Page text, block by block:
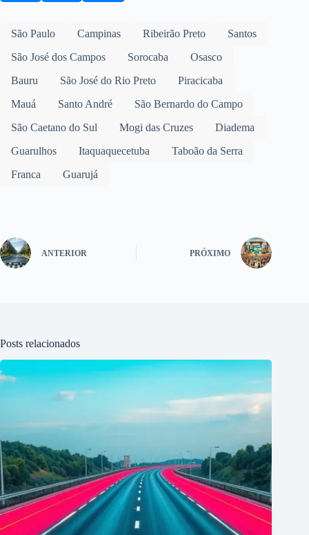
São Paulo Campinas Ribeirão Preto
Santos
São José dos Campos
Sorocaba
Osasco
Bauru
São José do Rio Preto
Piracicaba
Mauá
Santo André
São Bernardo do Campo
São Caetano do Sul
Mogi das Cruzes
Diadema
Guarulhos
Itaquaquecetuba
Taboão da Serra
Franca
Guarujá
ANTERIOR PRÓXIMO
Posts relacionados